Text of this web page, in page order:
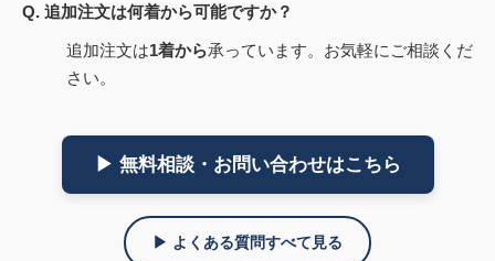
Q. 追加注文は何着から可能ですか？
追加注文は1着から承っています。お気軽にご相談くだ
さい。
▶ 無料相談・お問い合わせはこちら
▶ よくある質問すべて見る